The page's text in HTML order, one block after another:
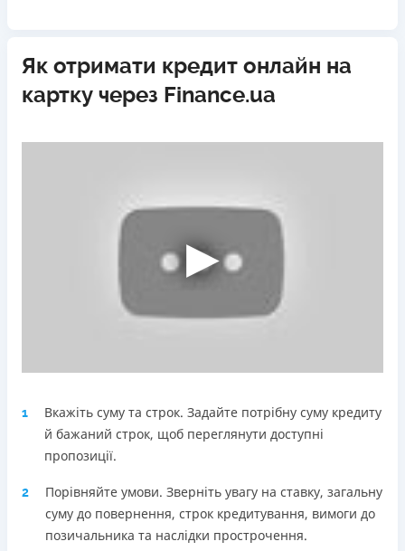
Недоліки
Нема програми лояльності для постійних клієнтів
Нема кредиту для юросіб (ФОП)
Telegram, Facebook
Онлайн (через сайт або інтернет-банкінг)
Через термінали Приватбанку
Через термінали самообслуговування
Ліцензія переоформлена 18.03.2024 р.
Як отримати кредит онлайн на
картку через Finance.ua
1
Вкажіть суму та строк. Задайте потрібну суму кредиту
й бажаний строк, щоб переглянути доступні
пропозиції.
2
Порівняйте умови. Зверніть увагу на ставку, загальну
суму до повернення, строк кредитування, вимоги до
позичальника та наслідки прострочення.